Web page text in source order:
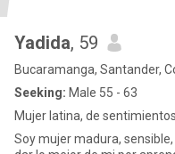
Yadida, 59
Bucaramanga, Santander,
Seeking: Male 55 - 63
Mujer latina, de
Soy mujer madura,